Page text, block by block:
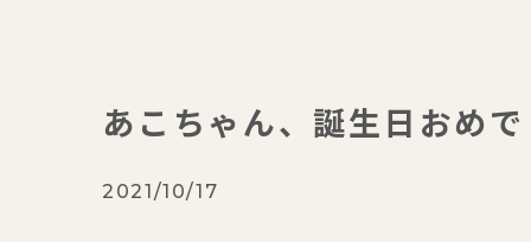
あこちゃん、誕生日おめ
2021/10/17